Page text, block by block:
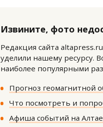
Извините, фото
Редакция сайта
уделили нашему ресурсу.
наиболее популярными
Прогноз геомагнитной
Что посмотреть и
Афиша событий на